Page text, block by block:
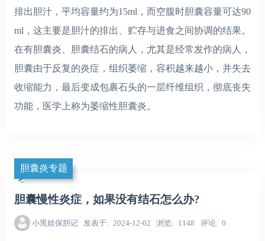
排出胆汁，平均容量约为15ml，而空腹时胆囊容量可达90
ml，这主要是胆汁的排出、贮存与进食之间协调的结果。
在有胆囊炎、胆囊结石的病人，尤其是经常发作的病人，
胆囊由于反复的炎症，组织萎缩，容积越来越小，并失去
收缩能力，最后变成包裹石头的一层纤维组织，彻底丧失
功能，医学上称为萎缩性胆囊炎。
胆囊炎专题
胆囊慢性炎症，如果没有结石怎么办?
小黑娃保胆记 发表于 2024-12-02 浏览 1148 评论 0